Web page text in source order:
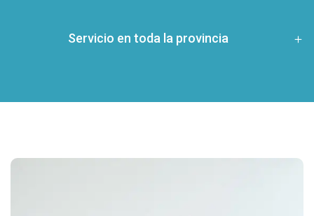
Servicio en toda la provincia